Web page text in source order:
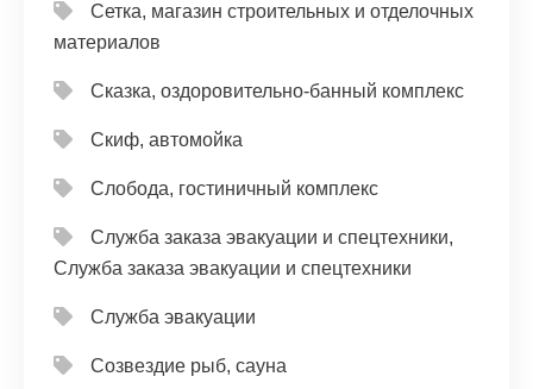
Сетка, магазин строительных и отделочных
материалов
Сказка, оздоровительно-банный комплекс
Скиф, автомойка
Слобода, гостиничный комплекс
Служба заказа эвакуации и спецтехники,
Служба заказа эвакуации и спецтехники
Служба эвакуации
Созвездие рыб, сауна